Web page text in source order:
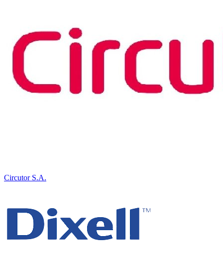
Circutor S.A.